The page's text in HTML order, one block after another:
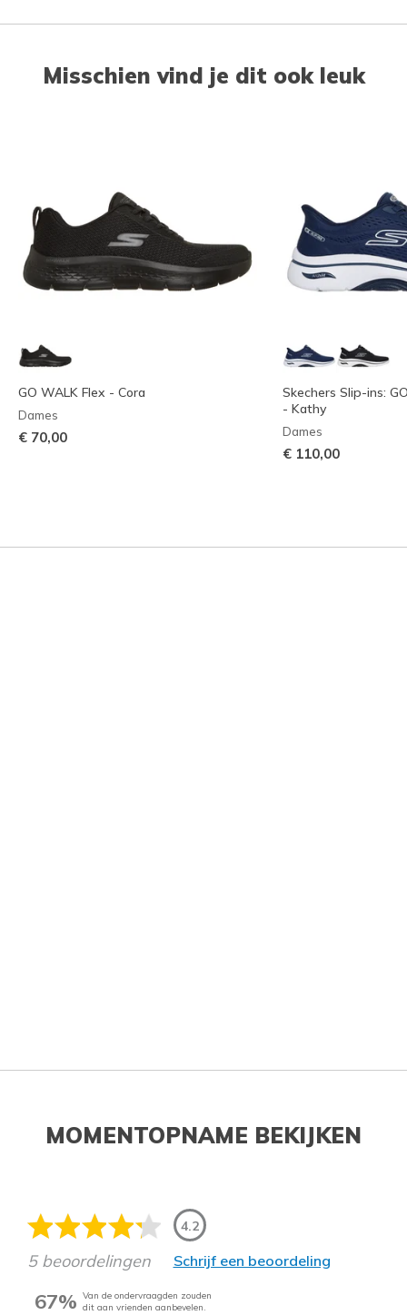
Misschien vind je dit ook leuk
GO WALK Flex - Cora
Dames
€ 70,00
Skechers Slip-ins:
- Kathy
Dames
€ 110,00
MOMENTOPNAME BEKIJKEN
4.2
5 beoordelingen Schrijf een beoordeling
67% Van de ondervraagden zouden
dit aan vrienden aanbevelen.